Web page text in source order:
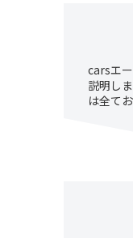
carsエ
説明し
は全て